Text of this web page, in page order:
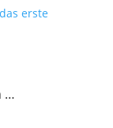
erste
…